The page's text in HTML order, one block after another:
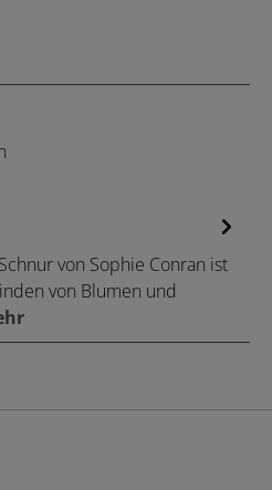
von Sophie Conran ist
von Blumen und